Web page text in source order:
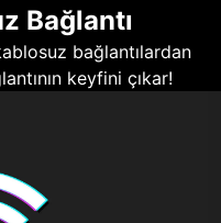
Bağlantı
bağlantılardan
keyfini çıkar!